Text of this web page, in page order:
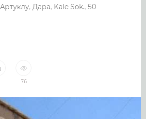
Дара, Kale Sok., 50
76